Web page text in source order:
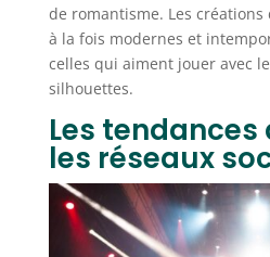
de romantisme. Les
à la fois modernes et
celles qui aiment jouer avec
silhouettes.
Les tendances
les réseaux